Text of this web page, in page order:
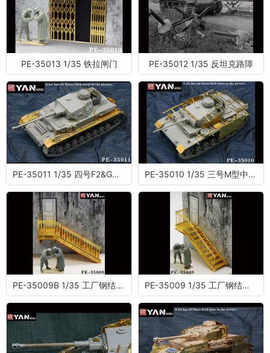
PE-35013 1/35 铁拉闸门 PE-35012 1/35 反坦克路障
PE-35011 1/35 四号F2&G型坦克蚀刻片（配边境BT-004） PE-35010 1/35 三号M型中型坦克蚀刻片（配三花8002）
PE-35009B 1/35 工厂钢结构楼梯（延伸组件） PE-35009 1/35 工厂钢结构楼梯